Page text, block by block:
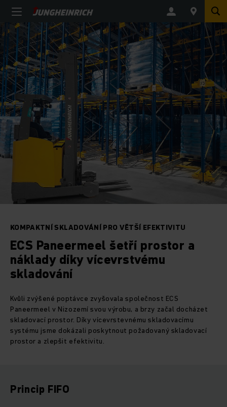
KOMPAKTNÍ SKLADOVÁNÍ PRO VĚTŠÍ EFEKTIVITU
ECS Paneermeel šetří prostor a
náklady díky vícevrstvému
skladování
Kvůli zvýšené poptávce zvyšovala společnost ECS
Paneermeel v Nizozemí svou výrobu, a brzy začal docházet
skladovací prostor. Díky vícevrstevnému skladovacímu
systému jsme dokázali poskytnout požadovaný skladovací
prostor a zlepšit efektivitu.
Princip FIFO